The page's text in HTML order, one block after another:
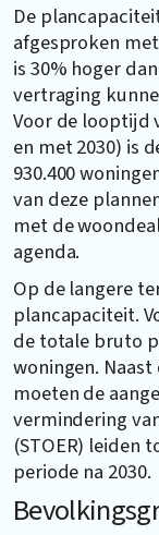
De
afgesproken
is 30% hoger
vertraging
Voor de looptijd
en met 2030) is
930.400
van deze
met de
agenda.
Op de langere
plancapaciteit.
de totale bruto
woningen.
moeten de
vermindering
(STOER) leiden
periode na 2030.